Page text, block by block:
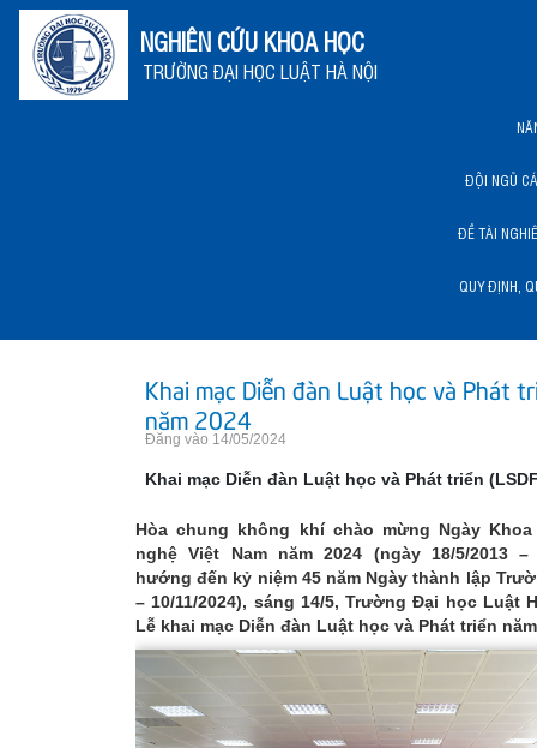
NGHIÊN CỨU KHOA HỌC
TRƯỜNG ĐẠI HỌC LUẬT HÀ NỘI
ĐỘI NGŨ
ĐỀ TÀI
QUY ĐỊNH,
Khai mạc Diễn đàn Luật học và Phát
năm 2024
Đăng vào 14/05/2024
Khai mạc Diễn đàn Luật học và Phát triển
Hòa chung không khí chào mừng Ngày
nghệ Việt Nam năm 2024 (ngày 18/5/2013 –
hướng đến kỷ niệm 45 năm Ngày thành lập
– 10/11/2024), sáng 14/5, Trường Đại học Luật
Lễ khai mạc Diễn đàn Luật học và Phát triển